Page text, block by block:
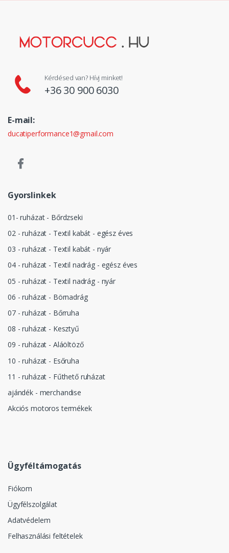
Kérdésed van? Hívj minket!
+36 30 900 6030
E-mail:
ducatiperformance1@gmail.com
Gyorslinkek
01- ruházat - Bőrdzseki
02 - ruházat - Textil kabát - egész éves
03 - ruházat - Textil kabát - nyár
04 - ruházat - Textil nadrág - egész éves
05 - ruházat - Textil nadrág - nyár
06 - ruházat - Börnadrág
07 - ruházat - Bőrruha
08 - ruházat - Kesztyű
09 - ruházat - Aláöltöző
10 - ruházat - Esőruha
11 - ruházat - Fűthető ruházat
ajándék - merchandise
Akciós motoros termékek
Ügyféltámogatás
Fiókom
Ügyfélszolgálat
Adatvédelem
Felhasználási feltételek